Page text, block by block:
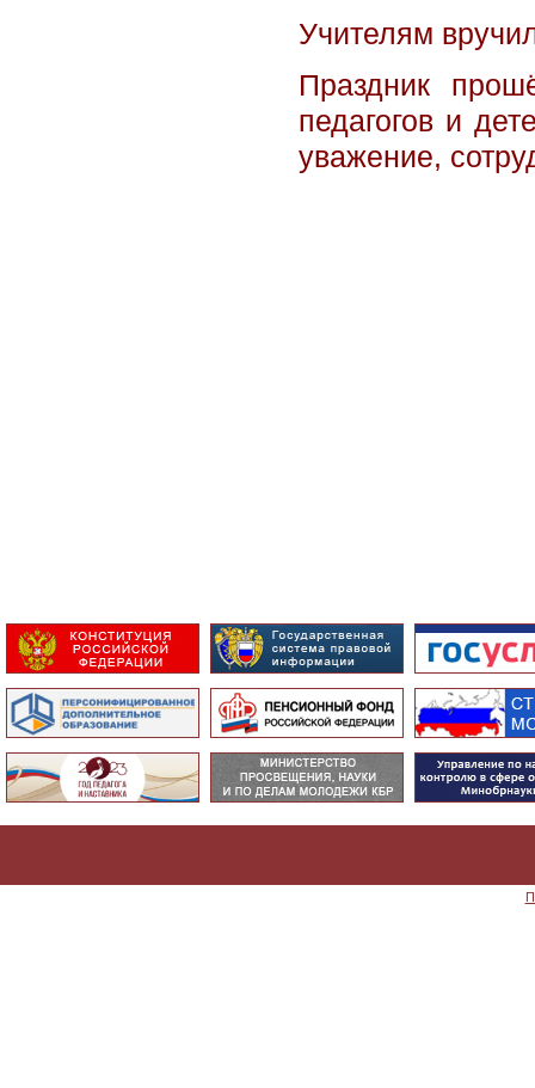
Учителям
Праздник
педагогов и
уважение,